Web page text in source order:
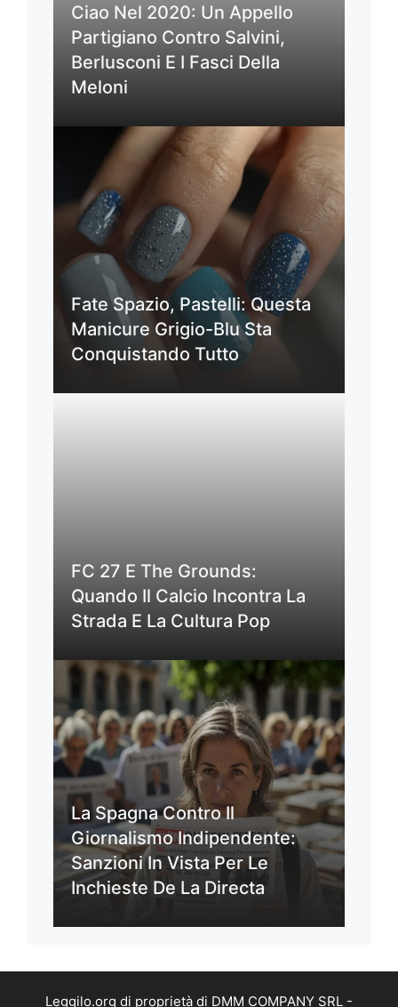
Ciao Nel 2020: Un Appello
Partigiano Contro Salvini,
Berlusconi E I Fasci Della
Meloni
Fate Spazio, Pastelli: Questa
Manicure Grigio-Blu Sta
Conquistando Tutto
FC 27 E The Grounds:
Quando Il Calcio Incontra La
Strada E La Cultura Pop
La Spagna Contro Il
Giornalismo Indipendente:
Sanzioni In Vista Per Le
Inchieste De La Directa
Leggilo.org di proprietà di DMM COMPANY SRL -